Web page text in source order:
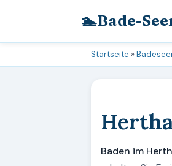
🏊Bade-
Startseite »
Baden im